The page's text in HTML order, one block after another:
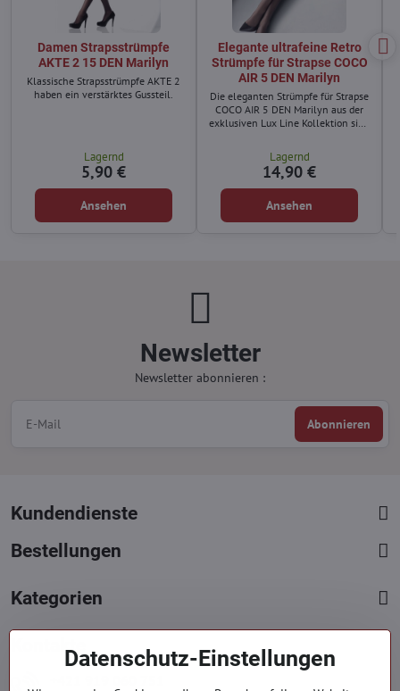
Damen Strapsstrümpfe
AKTE 2 15 DEN Marilyn
Klassische Strapsstrümpfe AKTE 2
haben ein verstärktes Gussteil.
Lagernd
5,90 €
Ansehen
Elegante ultrafeine Retro
Strümpfe für Strapse COCO
AIR 5 DEN Marilyn
Die eleganten Strümpfe für Strapse
COCO AIR 5 DEN Marilyn aus der
exklusiven Lux Line Kollektion sind
Strümpfe für besondere Anlässe
suchen.
Lagernd
14,90 €
Ansehen
Newsletter
Newsletter abonnieren :
Abonnieren
Kundendienste
Bestellungen
Kategorien
KontakteDatenschutz-Einstellungen